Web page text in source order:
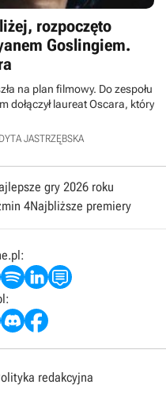
rozpoczęto
Goslingiem.
na plan filmowy. Do zespołu
dołączył laureat Oscara, który
JASTRZĘBSKA
gry 2026 roku
4Najbliższe premiery
redakcyjna